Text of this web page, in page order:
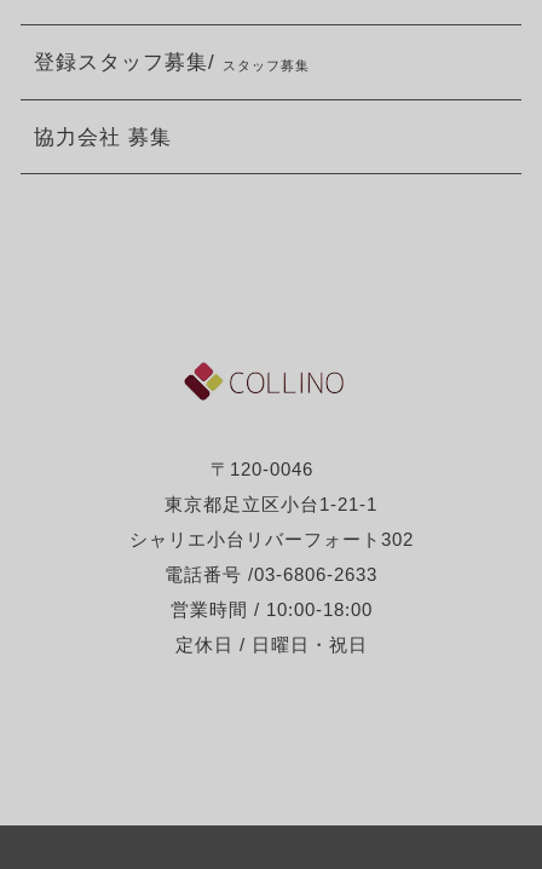
〒120-0046
東京都足立区小台1-21-1
シャリエ小台リバーフォート302
電話番号 /03-6806-2633
営業時間 / 10:00-18:00
定休日 / 日曜日・祝日
登録スタッフ募集/ スタッフ募集
協力会社 募集